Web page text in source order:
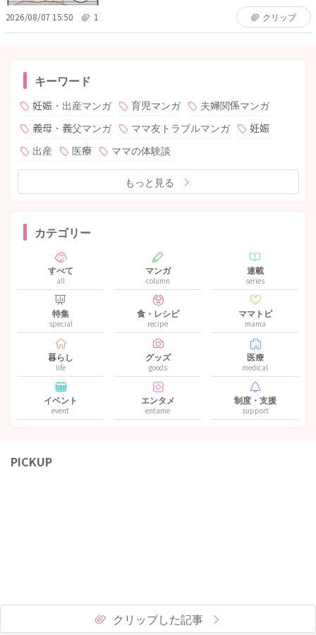
2026/08/07 15:50 1 クリップ
キーワード
妊娠・出産マンガ 育児マンガ
夫婦関係マンガ
義母・義父マンガ
ママ友トラブルマンガ
妊娠
出産
医療 ママの体験談
もっと見る
カテゴリー
すべて
all
マンガ
column
連載
series
特集
special
食・レシピ
recipe
ママトピ
mama
暮らし
life
グッズ
goods
医療
medical
イベント
event
エンタメ
entame
制度・支援
support
PICKUP
クリップした記事